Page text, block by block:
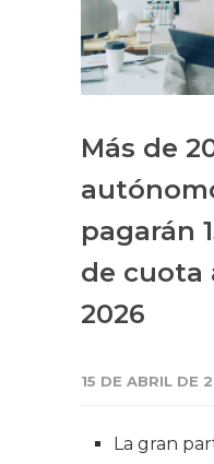
Más de
pagarán
de cuota
2026
15 DE ABRIL DE
La gran